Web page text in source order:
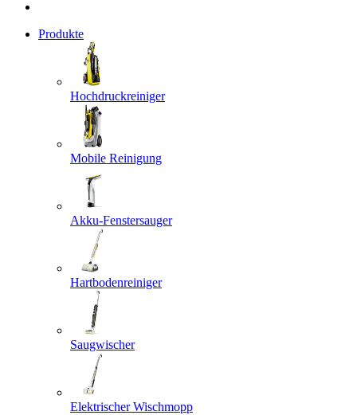
Produkte
Hochdruckreiniger
Mobile Reinigung
Akku-Fenstersauger
Hartbodenreiniger
Saugwischer
Elektrischer Wischmopp